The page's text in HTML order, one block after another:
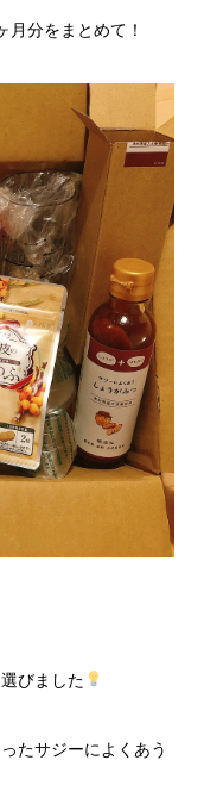
分をまとめて！
びました
たサジーによくあう